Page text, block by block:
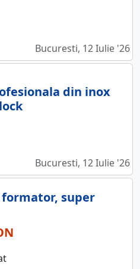
Bucuresti, 12 Iulie '26
din inox
Bucuresti, 12 Iulie '26
formator, super